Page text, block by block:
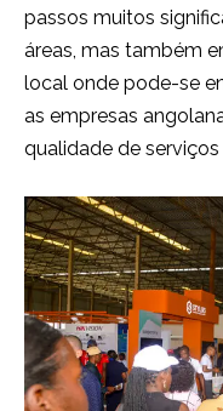
passos muitos
áreas, mas também
local onde pode-se
as empresas
qualidade de